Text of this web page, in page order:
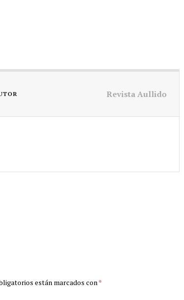
Revista Aullido
están marcados con*